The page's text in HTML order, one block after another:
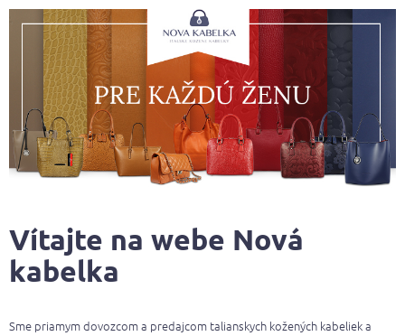
5
hviezdičiek.
Vítajte na webe Nová
kabelka
Sme priamym dovozcom a predajcom talianskych kožených kabeliek a